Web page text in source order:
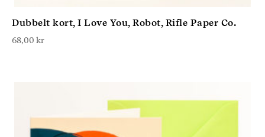
Dubbelt kort, I Love You, Robot, Rifle Paper Co.
68,00 kr